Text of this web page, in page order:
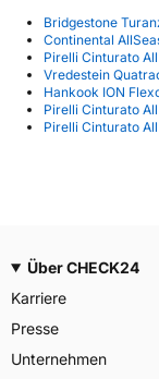
Bridgestone
Continental
Pirelli Cinturato
Vredestein
Hankook ION
Pirelli Cinturato
Pirelli Cinturato
Über CHECK24
Karriere
Presse
Unternehmen